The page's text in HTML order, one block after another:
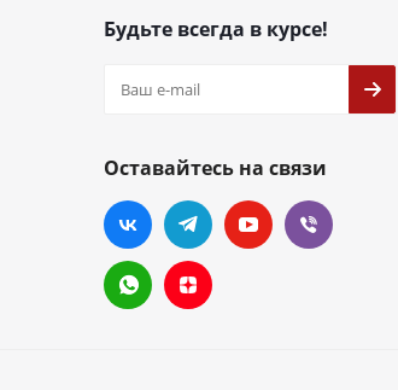
Будьте всегда в курсе!
Оставайтесь на связи